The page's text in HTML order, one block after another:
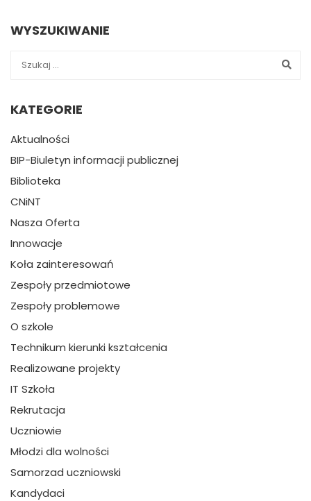
WYSZUKIWANIE
KATEGORIE
Aktualności
BIP-Biuletyn informacji publicznej
Biblioteka
CNiNT
Nasza Oferta
Innowacje
Koła zainteresowań
Zespoły przedmiotowe
Zespoły problemowe
O szkole
Technikum kierunki kształcenia
Realizowane projekty
IT Szkoła
Rekrutacja
Uczniowie
Młodzi dla wolności
Samorzad uczniowski
Kandydaci